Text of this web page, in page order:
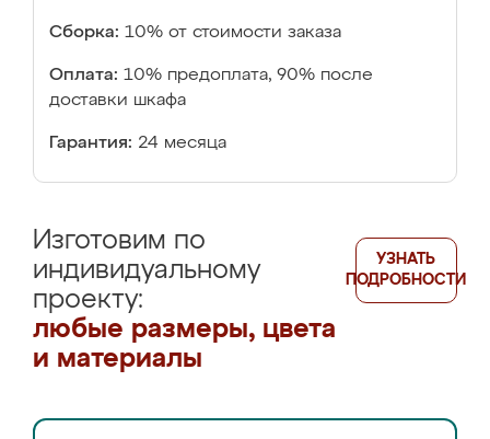
Сборка: 10% от стоимости заказа
Оплата: 10% предоплата, 90% после
доставки шкафа
Гарантия: 24 месяца
Изготовим по
индивидуальному
проекту:
любые размеры, цвета
и материалы
УЗНАТЬ
ПОДРОБНОСТИ